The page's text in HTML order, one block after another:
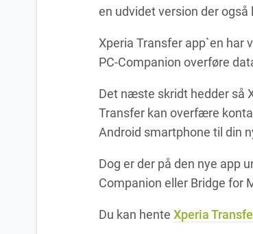
en udvidet version der
Xperia Transfer app`en har
PC-Companion overføre
Det næste skridt hedder så
Transfer kan overfære
Android smartphone til din
Dog er der på den nye app
Companion eller Bridge for
Du kan hente Xperia